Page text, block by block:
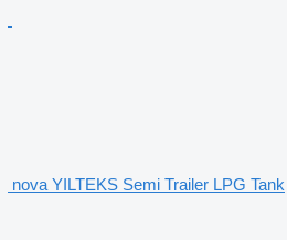
nova YILTEKS Semi Trailer LPG Tank